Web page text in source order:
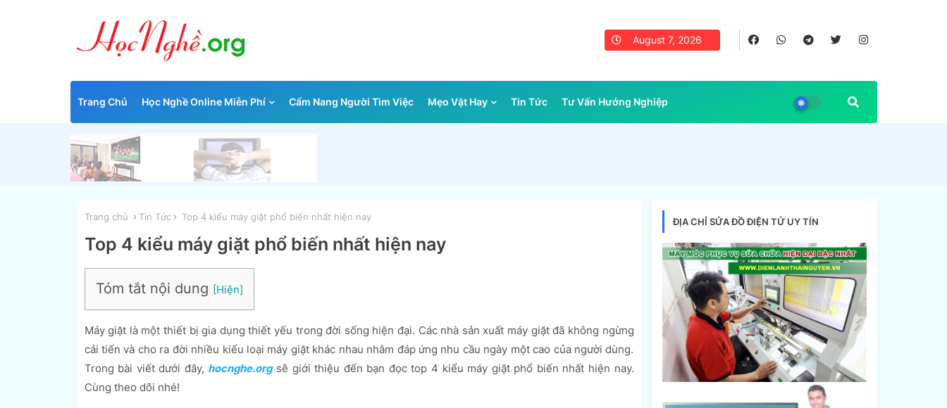
August 7, 2026
Trang Chủ Học Nghề Online Miễn Phí Cẩm Nang Người Tìm Việc Mẹo Vặt Hay Tin Tức Tư Vấn Hướng Nghiệp
Trang chủ Tin Tức Top 4 kiểu máy giặt phổ biến nhất hiện nay
Top 4 kiểu máy giặt phổ biến nhất hiện nay
Tóm tắt nội dung
Máy giặt là một thiết bị gia dụng thiết yếu trong đời sống hiện đại. Các nhà sản xuất máy giặt đã không ngừng
cải tiến và cho ra đời nhiều kiểu loại máy giặt khác nhau nhằm đáp ứng nhu cầu ngày một cao của người dùng.
Trong bài viết dưới đây, hocnghe.orgsẽ giới thiệu đến bạn đọc top 4 kiểu máy giặt phổ biến nhất hiện nay.
Cùng theo dõi nhé!
ĐỊA CHỈ SỬA ĐỒ ĐIỆN TỬ UY TÍN